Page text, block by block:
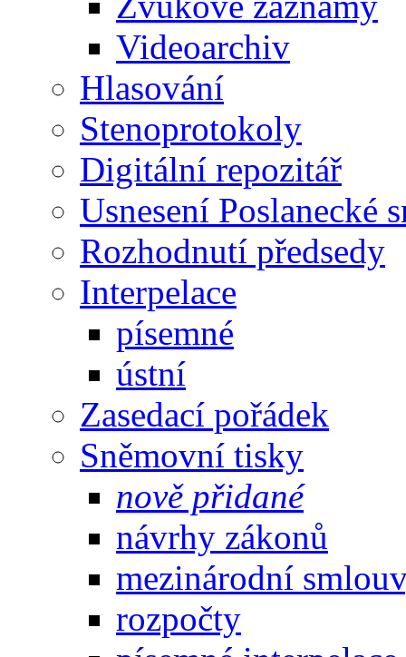
Videoarchiv
Hlasování
Stenoprotokoly
Digitální repozitář
Usnesení Poslanecké
Rozhodnutí předsedy
Interpelace
písemné
ústní
Zasedací pořádek
Sněmovní tisky
nově přidané
návrhy zákonů
mezinárodní
rozpočty